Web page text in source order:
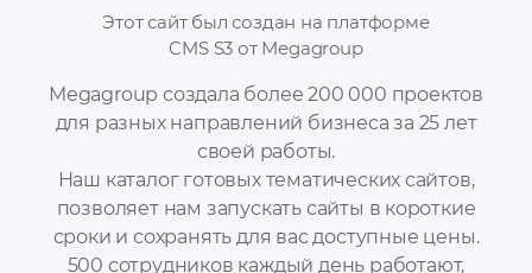
Megagroup создала более 200 000 проектов
для разных направлений бизнеса за 25 лет
своей работы.
Наш каталог готовых тематических сайтов,
позволяет нам запускать сайты в короткие
сроки и сохранять для вас доступные цены.
500 сотрудников каждый день работают,
Этот сайт был создан на платформе
CMS S3 от Megagroup